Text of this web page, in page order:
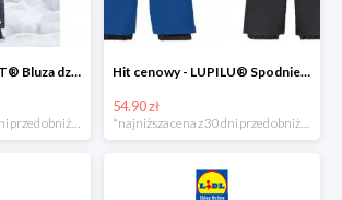
Hit cenowy - CRIVIT® Bluza dziewczęca z polaru Hit cenowy - LUPILU® Spodnie narciarskie chłopięce
54.90 zł